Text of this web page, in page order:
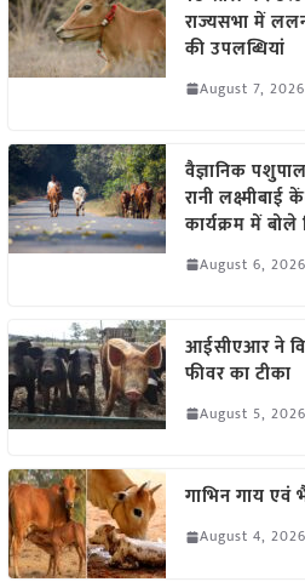
राज्यसभा में
की उपलब्धियां
August 7, 2026
वैज्ञानिक
रानी लक्ष्मीबाई
कार्यक्रम में
August 6, 2026
आईसीएआर ने
फीवर का टीका
August 5, 2026
गाभिन गाय एवं
August 4, 2026